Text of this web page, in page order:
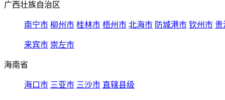
广西壮族自治区
南宁市 柳州市 桂林市 梧州市 北海市 防城港市 钦州市 贵
来宾市 崇左市
海南省
海口市 三亚市 三沙市 直辖县级